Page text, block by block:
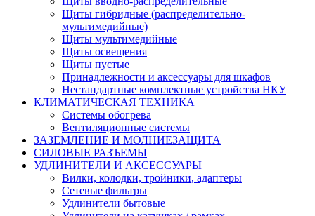
Щиты гибридные (распределительно-
мультимедийные)
Щиты мультимедийные
Щиты освещения
Щиты пустые
Принадлежности и аксессуары для шкафов
Нестандартные комплектные устройства НКУ
КЛИМАТИЧЕСКАЯ ТЕХНИКА
Системы обогрева
Вентиляционные системы
ЗАЗЕМЛЕНИЕ И МОЛНИЕЗАЩИТА
СИЛОВЫЕ РАЗЪЕМЫ
УДЛИНИТЕЛИ И АКСЕССУАРЫ
Вилки, колодки, тройники, адаптеры
Сетевые фильтры
Удлинители бытовые